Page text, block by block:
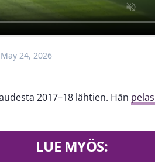
24, 2026
2017–18 lähtien. Hän
LUE MYÖS: